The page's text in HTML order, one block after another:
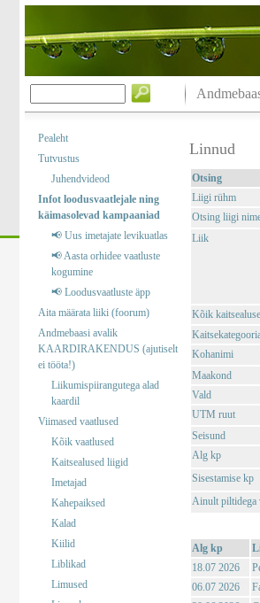
Pealeht
Tutvustus
Juhendvideod
Infot loodusvaatlejale ning
käimasolevad kampaaniad
📢 Uus imetajate levikuatlas
📢 Aasta orhidee vaatluste
kogumine
📢 Loodusvaatluste äpp
Aita määrata liiki (foorum)
Andmebaasi avalik
KAARDIRAKENDUS (ajutiselt
ei tööta!)
Liikumispiirangutega alad
kaardil
Viimased vaatlused
Kõik vaatlused
Kaitsealused liigid
Imetajad
Kahepaiksed
Kalad
Kiilid
Liblikad
Limused
Linnud
Otsing
Liigi rühm
Otsing liigi
Liik
Kõik
Kohanimi
Maakond
Vald
UTM ruut
Seisund
Alg kp
Sisestamise kp
Ainult piltidega
Alg kp
18.07 2026
06.07 2026